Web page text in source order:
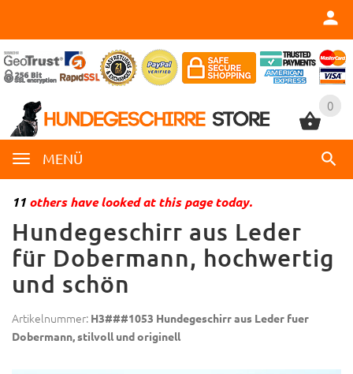
0
MENÜ
0
11 others have looked at this page today.
Hundegeschirr aus Leder
für Dobermann, hochwertig
und schön
Artikelnummer: H3###1053 Hundegeschirr aus Leder fuer
Dobermann, stilvoll und originell